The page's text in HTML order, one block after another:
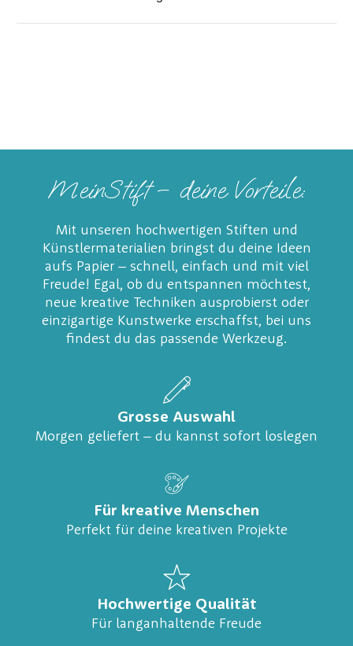
MeinStift – deine Vorteile:
Mit unseren hochwertigen Stiften und
Künstlermaterialien bringst du deine Ideen
aufs Papier – schnell, einfach und mit viel
Freude! Egal, ob du entspannen möchtest,
neue kreative Techniken ausprobierst oder
einzigartige Kunstwerke erschaffst, bei uns
findest du das passende Werkzeug.
Grosse Auswahl
Morgen geliefert – du kannst sofort loslegen
Für kreative Menschen
Perfekt für deine kreativen Projekte
Hochwertige Qualität
Für langanhaltende Freude